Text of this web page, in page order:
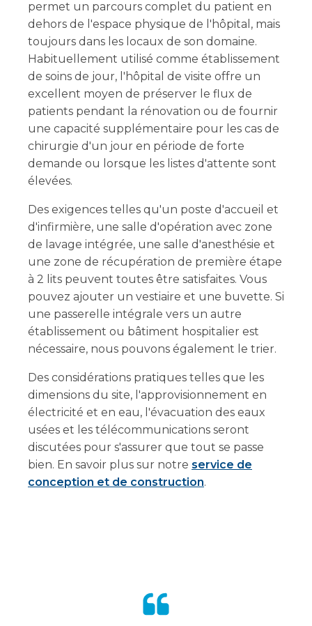
permet un parcours complet du patient en
dehors de l'espace physique de l'hôpital, mais
toujours dans les locaux de son domaine.
Habituellement utilisé comme établissement
de soins de jour, l'hôpital de visite offre un
excellent moyen de préserver le flux de
patients pendant la rénovation ou de fournir
une capacité supplémentaire pour les cas de
chirurgie d'un jour en période de forte
demande ou lorsque les listes d'attente sont
élevées.
Des exigences telles qu'un poste d'accueil et
d'infirmière, une salle d'opération avec zone
de lavage intégrée, une salle d'anesthésie et
une zone de récupération de première étape
à 2 lits peuvent toutes être satisfaites. Vous
pouvez ajouter un vestiaire et une buvette. Si
une passerelle intégrale vers un autre
établissement ou bâtiment hospitalier est
nécessaire, nous pouvons également le trier.
Des considérations pratiques telles que les
dimensions du site, l'approvisionnement en
électricité et en eau, l'évacuation des eaux
usées et les télécommunications seront
discutées pour s'assurer que tout se passe
bien. En savoir plus sur notre service de
conception et de construction.